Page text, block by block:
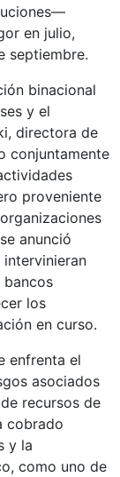
en julio,
septiembre.
binacional
y el
directora de
conjuntamente
proveniente
anunció
intervinieran
bancos
los
en curso.
enfrenta el
asociados
recursos de
cobrado
y la
como uno de